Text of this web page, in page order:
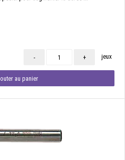
- + jeux
au panier